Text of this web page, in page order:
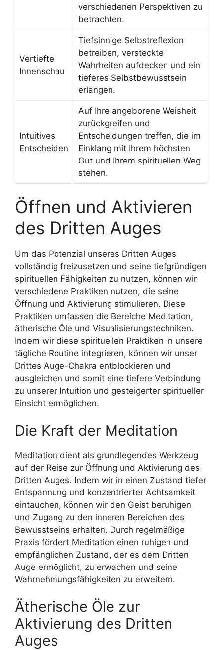
verschiedenen Perspektiven zu
betrachten.
Vertiefte
Innenschau
Tiefsinnige Selbstreflexion
betreiben, versteckte
Wahrheiten aufdecken und ein
tieferes Selbstbewusstsein
erlangen.
Intuitives
Entscheiden
Auf Ihre angeborene Weisheit
zurückgreifen und
Entscheidungen treffen, die im
Einklang mit Ihrem höchsten
Gut und Ihrem spirituellen Weg
stehen.
Öffnen und Aktivieren
des Dritten Auges
Um das Potenzial unseres Dritten Auges
vollständig freizusetzen und seine tiefgründigen
spirituellen Fähigkeiten zu nutzen, können wir
verschiedene Praktiken nutzen, die seine
Öffnung und Aktivierung stimulieren. Diese
Praktiken umfassen die Bereiche Meditation,
ätherische Öle und Visualisierungstechniken.
Indem wir diese spirituellen Praktiken in unsere
tägliche Routine integrieren, können wir unser
Drittes Auge-Chakra entblockieren und
ausgleichen und somit eine tiefere Verbindung
zu unserer Intuition und gesteigerter spiritueller
Einsicht ermöglichen.
Die Kraft der Meditation
Meditation dient als grundlegendes Werkzeug
auf der Reise zur Öffnung und Aktivierung des
Dritten Auges. Indem wir in einen Zustand tiefer
Entspannung und konzentrierter Achtsamkeit
eintauchen, können wir den Geist beruhigen
und Zugang zu den inneren Bereichen des
Bewusstseins erhalten. Durch regelmäßige
Praxis fördert Meditation einen ruhigen und
empfänglichen Zustand, der es dem Dritten
Auge ermöglicht, zu erwachen und seine
Wahrnehmungsfähigkeiten zu erweitern.
Ätherische Öle zur
Aktivierung des Dritten
Auges